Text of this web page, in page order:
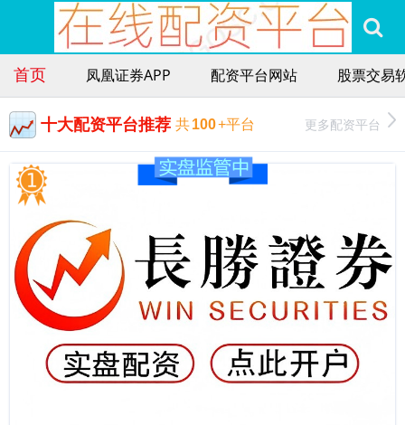
首页 凤凰证券APP 配资平台网站 股票交易
十大配资平台推荐 共100+平台 更多配资平台